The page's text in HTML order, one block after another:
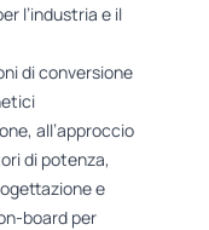
l’industria e il
di conversione
all’approccio
di potenza,
e
board per